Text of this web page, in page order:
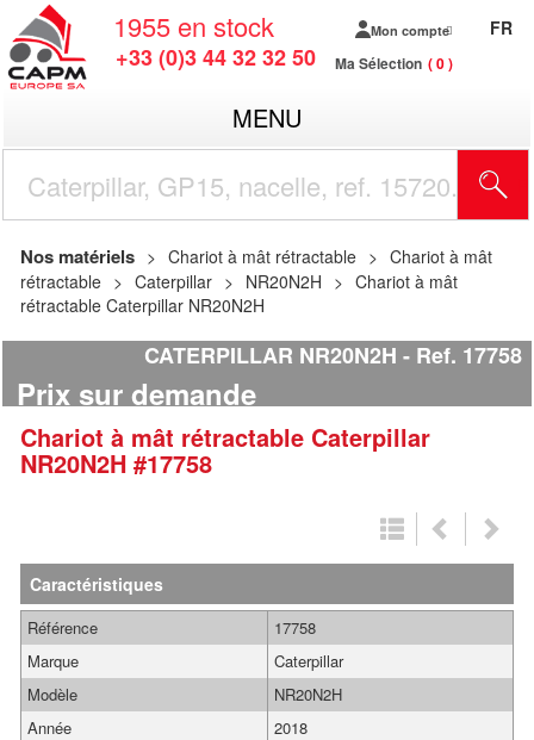
1955 en stock
+33 (0)3 44 32 32 50
Mon compte
Ma Sélection 0
FR
MENU
Nos matériels Chariot à mât rétractable
Chariot à mât
rétractable
Caterpillar NR20N2H
Chariot à mât
rétractable Caterpillar NR20N2H
CATERPILLAR NR20N2H Ref. 17758
Prix sur demande
Chariot à mât rétractable Caterpillar
NR20N2H #17758
Caractéristiques
Référence
17758
Marque
Caterpillar
Modèle
NR20N2H
Année
2018